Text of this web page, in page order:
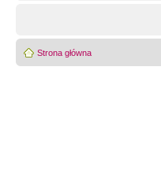
Strona główna